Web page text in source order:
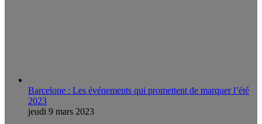
Barcelone : Les événements qui promettent de marquer l’été
2023
jeudi 9 mars 2023